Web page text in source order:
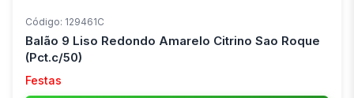
Código: 129461C
Balão 9 Liso Redondo Amarelo Citrino Sao Roque
(Pct.c/50)
Festas